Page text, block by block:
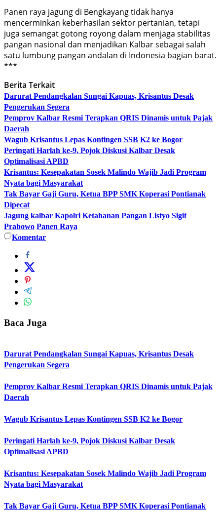
Panen raya jagung di Bengkayang tidak hanya
mencerminkan keberhasilan sektor pertanian, tetapi
juga semangat gotong royong dalam menjaga stabilitas
pangan nasional dan menjadikan Kalbar sebagai salah
satu lumbung pangan andalan di Indonesia bagian barat.
***
Berita Terkait
Darurat Pendangkalan Sungai Kapuas, Krisantus Desak
Pengerukan Segera
Pemprov Kalbar Resmi Terapkan QRIS Dinamis untuk Pajak
Daerah
Wagub Krisantus Lepas Kontingen SSB K2 ke Bogor
Peringati Harlah ke-9, Pojok Diskusi Kalbar Desak
Optimalisasi APBD
Krisantus: Kesepakatan Sosek Malindo Wajib Jadi Program
Nyata bagi Masyarakat
Tak Bayar Gaji Guru, Ketua BPP SMK Koperasi Pontianak
Dipecat
Jagung kalbar Kapolri Ketahanan Pangan Listyo Sigit
Prabowo Panen Raya
Komentar
Baca Juga
Darurat Pendangkalan Sungai Kapuas, Krisantus Desak
Pengerukan Segera
Pemprov Kalbar Resmi Terapkan QRIS Dinamis untuk Pajak
Daerah
Wagub Krisantus Lepas Kontingen SSB K2 ke Bogor
Peringati Harlah ke-9, Pojok Diskusi Kalbar Desak
Optimalisasi APBD
Krisantus: Kesepakatan Sosek Malindo Wajib Jadi Program
Nyata bagi Masyarakat
Tak Bayar Gaji Guru, Ketua BPP SMK Koperasi Pontianak